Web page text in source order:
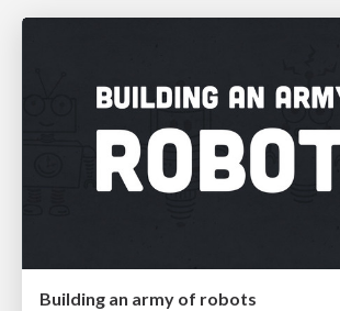
Building an army of robots